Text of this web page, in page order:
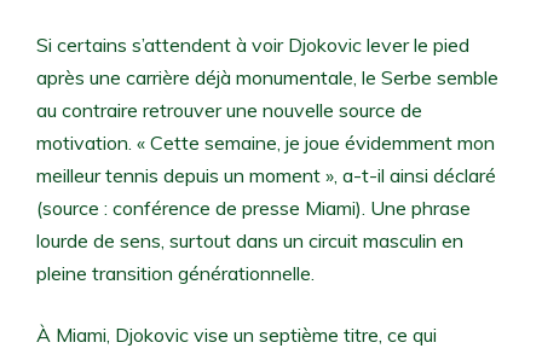
Si certains s’attendent à voir Djokovic lever le pied
après une carrière déjà monumentale, le Serbe semble
au contraire retrouver une nouvelle source de
motivation. « Cette semaine, je joue évidemment mon
meilleur tennis depuis un moment », a-t-il ainsi déclaré
(source : conférence de presse Miami). Une phrase
lourde de sens, surtout dans un circuit masculin en
pleine transition générationnelle.
À Miami, Djokovic vise un septième titre, ce qui